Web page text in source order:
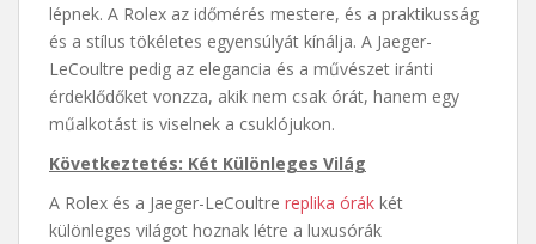
lépnek. A Rolex az időmérés mestere, és a praktikusság
és a stílus tökéletes egyensúlyát kínálja. A Jaeger-
LeCoultre pedig az elegancia és a művészet iránti
érdeklődőket vonzza, akik nem csak órát, hanem egy
műalkotást is viselnek a csuklójukon.
Következtetés: Két Különleges Világ
A Rolex és a Jaeger-LeCoultre replika órák két
különleges világot hoznak létre a luxusórák